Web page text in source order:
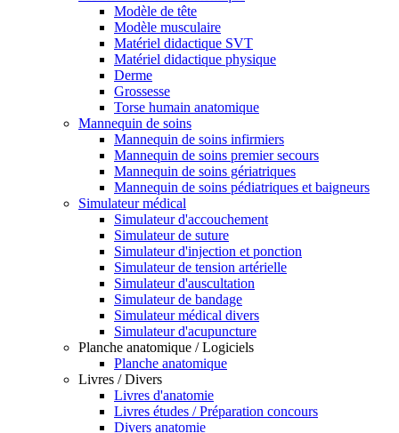
Modèle de tête
Modèle musculaire
Matériel didactique SVT
Matériel didactique physique
Derme
Grossesse
Torse humain anatomique
Mannequin de soins
Mannequin de soins infirmiers
Mannequin de soins premier secours
Mannequin de soins gériatriques
Mannequin de soins pédiatriques et baigneurs
Simulateur médical
Simulateur d'accouchement
Simulateur de suture
Simulateur d'injection et ponction
Simulateur de tension artérielle
Simulateur d'auscultation
Simulateur de bandage
Simulateur médical divers
Simulateur d'acupuncture
Planche anatomique / Logiciels
Planche anatomique
Livres / Divers
Livres d'anatomie
Livres études / Préparation concours
Divers anatomie